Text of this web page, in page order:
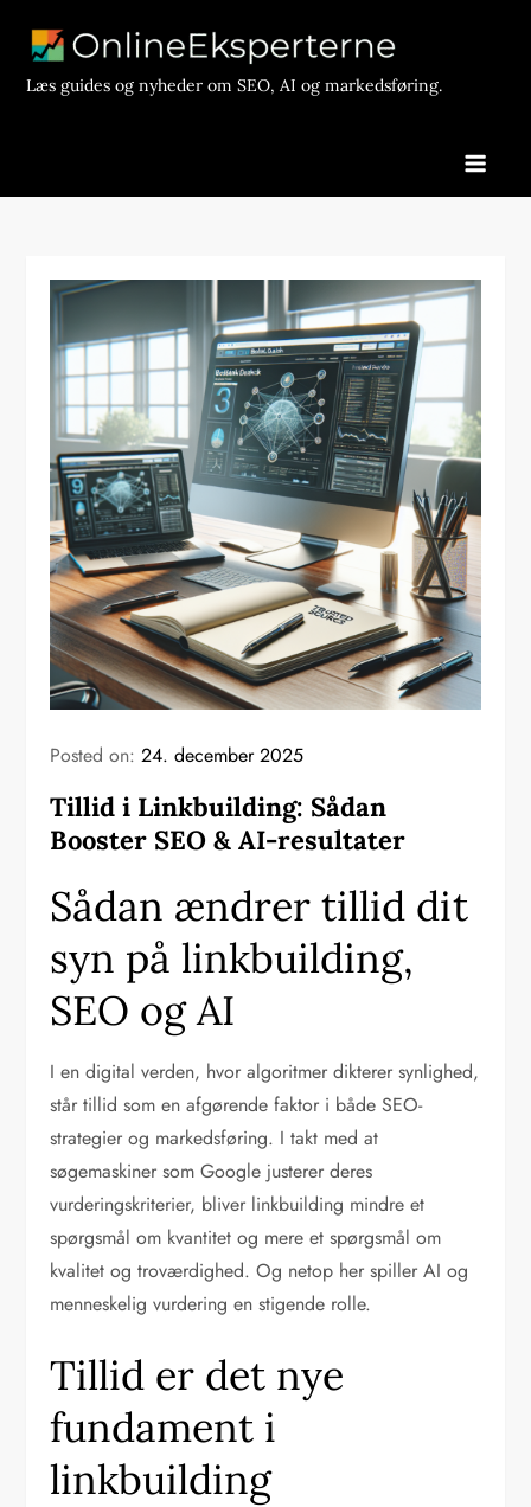
contentLæs guides og nyheder om SEO, AI og markedsføring.
Posted on:24. december 2025
Tillid i Linkbuilding: Sådan
Booster SEO & AI-resultater
Sådan ændrer tillid dit
syn på linkbuilding,
SEO og AI
I en digital verden, hvor algoritmer dikterer synlighed,
står tillid som en afgørende faktor i både SEO-
strategier og markedsføring. I takt med at
søgemaskiner som Google justerer deres
vurderingskriterier, bliver linkbuilding mindre et
spørgsmål om kvantitet og mere et spørgsmål om
kvalitet og troværdighed. Og netop her spiller AI og
menneskelig vurdering en stigende rolle.
Tillid er det nye
fundament i
linkbuilding